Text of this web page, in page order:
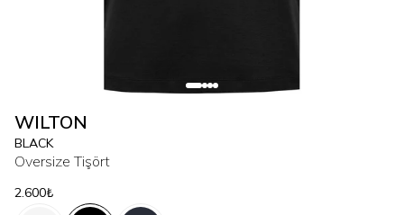
WILTON
BLACK
Oversize Tişört
2.600₺